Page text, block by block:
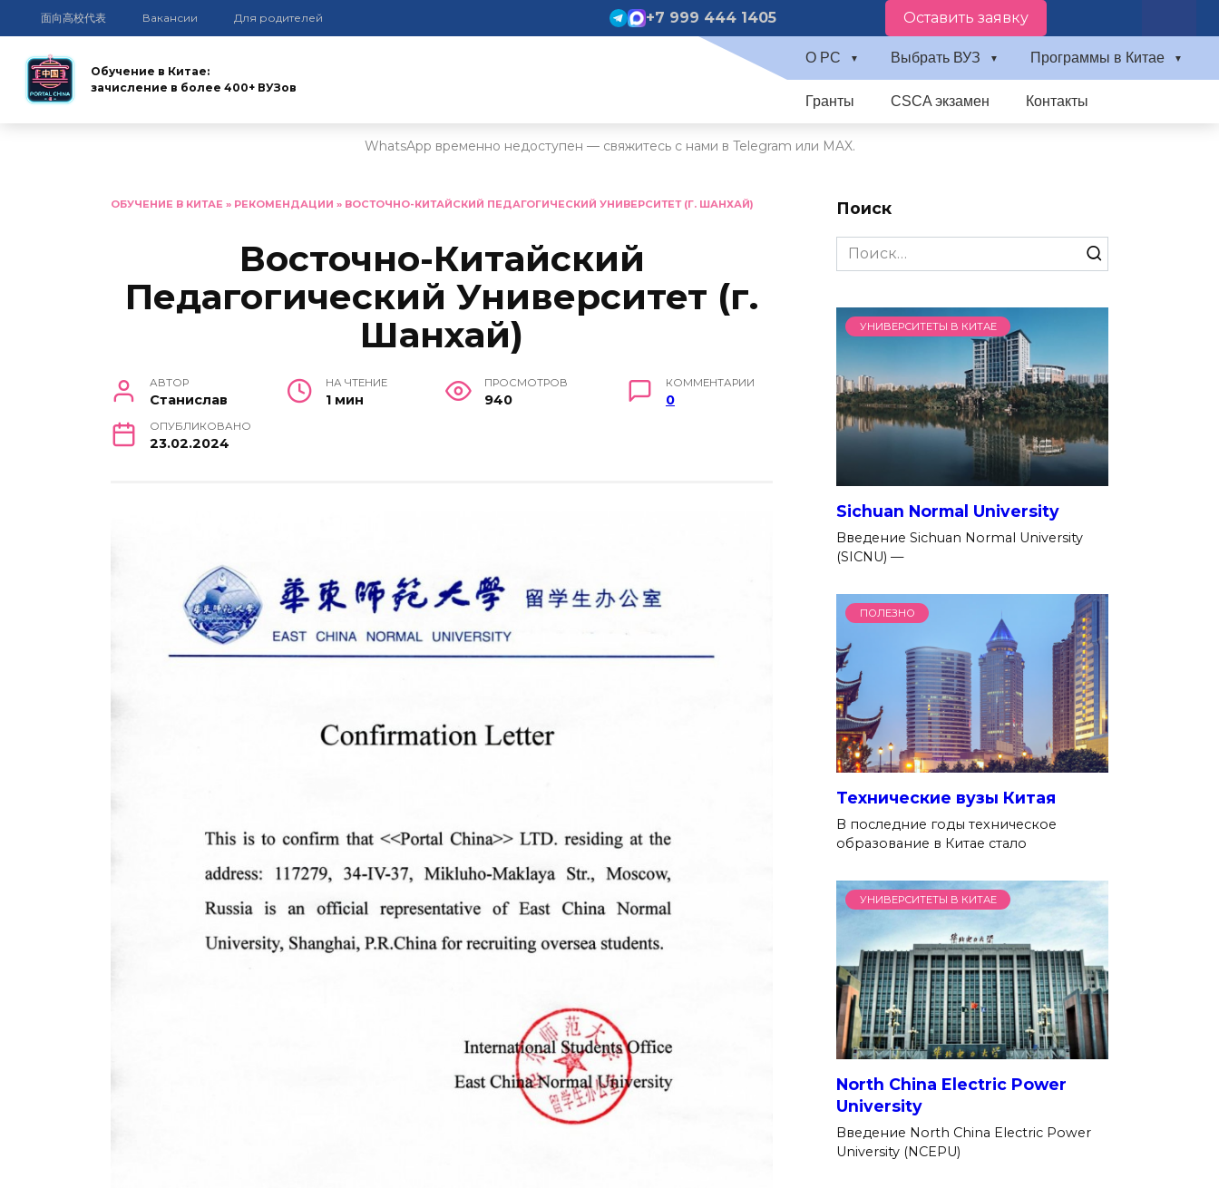
面向高校代表 Вакансии Для родителей +7 999 444 1405 Оставить заявку
Обучение в Китае:
зачисление в более 400+ ВУЗов
О PC Выбрать ВУЗ Программы в Китае
Гранты CSCA экзамен Контакты
WhatsApp временно недоступен — свяжитесь с нами в Telegram или MAX.
ОБУЧЕНИЕ В КИТАЕ » РЕКОМЕНДАЦИИ » ВОСТОЧНО-КИТАЙСКИЙ ПЕДАГОГИЧЕСКИЙ УНИВЕРСИТЕТ (Г. ШАНХАЙ)
Восточно-Китайский
Педагогический Университет (г.
Шанхай)
АВТОР
Станислав
НА ЧТЕНИЕ
1 мин
ПРОСМОТРОВ
940
КОММЕНТАРИИ
0
ОПУБЛИКОВАНО
23.02.2024
Поиск
Search
for:
УНИВЕРСИТЕТЫ В КИТАЕ
Sichuan Normal University
Введение Sichuan Normal University
(SICNU) —
ПОЛЕЗНО
Технические вузы Китая
В последние годы техническое
образование в Китае стало
УНИВЕРСИТЕТЫ В КИТАЕ
North China Electric Power
University
Введение North China Electric Power
University (NCEPU)